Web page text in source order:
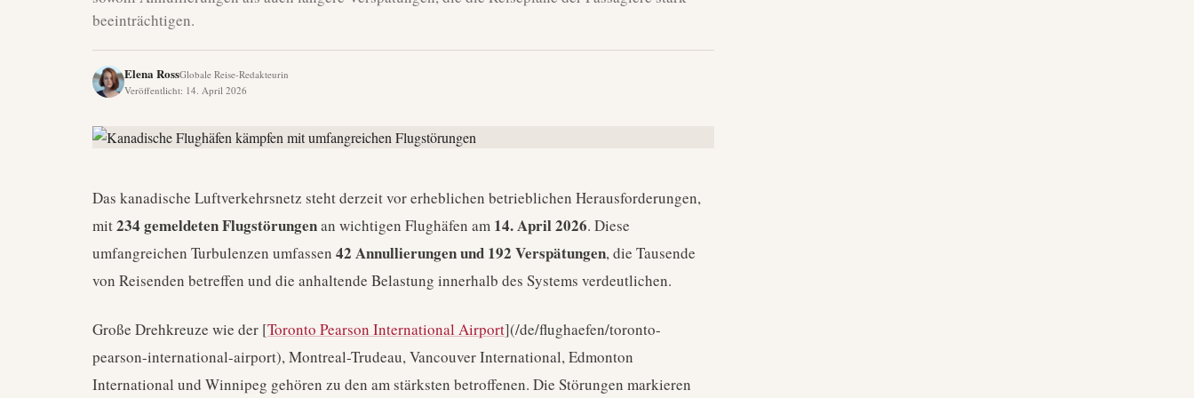
beeinträchtigen.
Elena RossGlobale Reise-Redakteurin
Veröffentlicht: 14. April 2026
Das kanadische Luftverkehrsnetz steht derzeit vor erheblichen betrieblichen Herausforderungen,
mit234 gemeldeten Flugstörungenan wichtigen Flughäfen am 14. April 2026. Diese
umfangreichen Turbulenzen umfassen 42 Annullierungen und 192 Verspätungen, die Tausende
von Reisenden betreffen und die anhaltende Belastung innerhalb des Systems verdeutlichen.
Große Drehkreuze wie der [Toronto Pearson International Airport](/de/flughaefen/toronto-
pearson-international-airport), Montreal-Trudeau, Vancouver International, Edmonton
International und Winnipeg gehören zu den am stärksten betroffenen. Die Störungen markieren